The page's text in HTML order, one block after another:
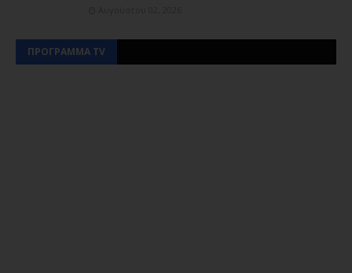
ΠΡΟΓΡΑΜΜΑ TV